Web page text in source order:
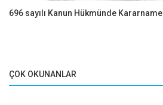
696 sayılı Kanun Hükmünde Kararname
ÇOK OKUNANLAR